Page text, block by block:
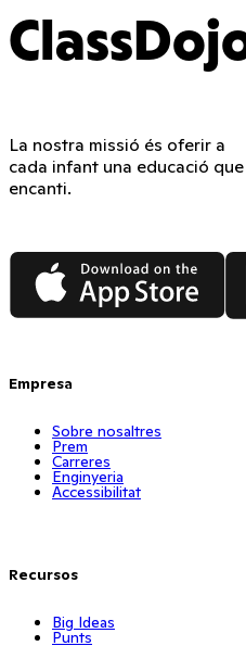
La nostra missió és oferir a
cada infant una educació
encanti.
App Store
Empresa
Sobre nosaltres
Prem
Carreres
Enginyeria
Accessibilitat
Recursos
Big Ideas
Punts